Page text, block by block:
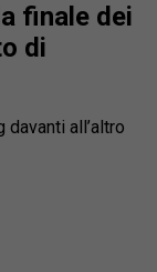
finale dei
di
davanti all’altro